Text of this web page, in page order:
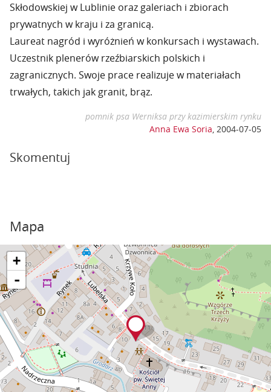
Skłodowskiej w Lublinie oraz galeriach i zbiorach
prywatnych w kraju i za granicą.
Laureat nagród i wyróżnień w konkursach i wystawach.
Uczestnik plenerów rzeźbiarskich polskich i
zagranicznych. Swoje prace realizuje w materiałach
trwałych, takich jak granit, brąz.
pomnik psa Werniksa przy kazimierskim rynku
Anna Ewa Soria, 2004-07-05
Skomentuj
Mapa
+
-